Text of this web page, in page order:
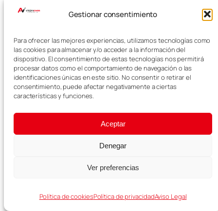
Gestionar consentimiento
Para ofrecer las mejores experiencias, utilizamos tecnologías como
las cookies para almacenar y/o acceder a la información del
dispositivo. El consentimiento de estas tecnologías nos permitirá
procesar datos como el comportamiento de navegación o las
identificaciones únicas en este sitio. No consentir o retirar el
consentimiento, puede afectar negativamente a ciertas
características y funciones.
Aceptar
Denegar
Ver preferencias
Política de cookiesPolítica de privacidadAviso Legal
Buscar
RECOMENDADO PARA TU VIAJE
Viaja con experiencias
Reserva tours, entradas y actividades para
completar tu viaje.
SEGURO DE VIAJE RECOMENDADO
Heymondo 5% dto.